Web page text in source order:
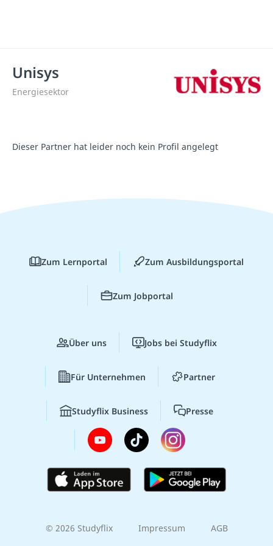
Unisys
Energiesektor
Dieser Partner hat leider noch kein Profil angelegt
Zum Lernportal Zum Ausbildungsportal
Zum Jobportal
Über uns Jobs bei Studyflix
Für Unternehmen Partner
Studyflix Business Presse
© 2026 Studyflix Impressum AGB